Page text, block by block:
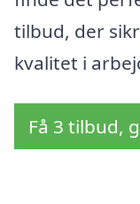
tilbud, der
kvalitet i
Få 3 tilbud,